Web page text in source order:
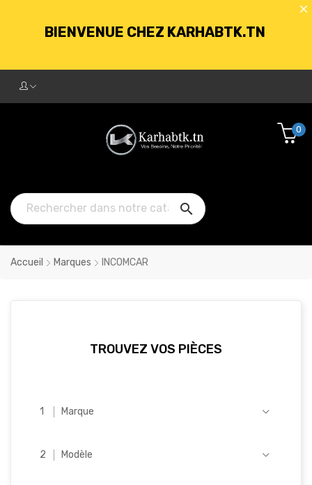
BIENVENUE CHEZ KARHABTK.TN
250DT D'ACHATS

0
Accueil Marques INCOMCAR
TROUVEZ VOS PIÈCES
Marque
Modèle